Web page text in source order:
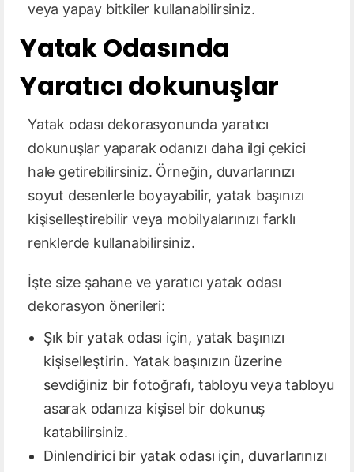
veya yapay bitkiler kullanabilirsiniz.
Yatak Odasında
Yaratıcı dokunuşlar
Yatak odası dekorasyonunda yaratıcı
dokunuşlar yaparak odanızı daha ilgi çekici
hale getirebilirsiniz. Örneğin, duvarlarınızı
soyut desenlerle boyayabilir, yatak başınızı
kişiselleştirebilir veya mobilyalarınızı farklı
renklerde kullanabilirsiniz.
İşte size şahane ve yaratıcı yatak odası
dekorasyon önerileri:
Şık bir yatak odası için, yatak başınızı
kişiselleştirin. Yatak başınızın üzerine
sevdiğiniz bir fotoğrafı, tabloyu veya tabloyu
asarak odanıza kişisel bir dokunuş
katabilirsiniz.
Dinlendirici bir yatak odası için, duvarlarınızı